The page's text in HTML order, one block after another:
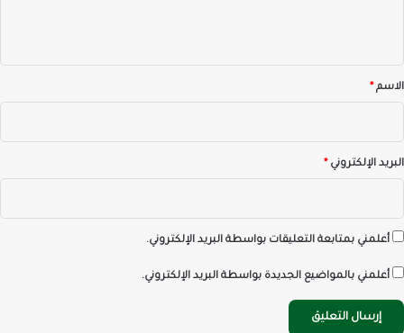
*الاسم*
البريد الإلكتروني*
أعلمني بمتابعة التعليقات بواسطة البريد الإلكتروني.
أعلمني بالمواضيع الجديدة بواسطة البريد الإلكتروني.